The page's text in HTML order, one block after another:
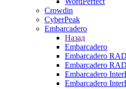
Crowdin
CyberPeak
Embarcadero
Назад
Embarcadero
Embarcadero
Embarcadero
Embarcadero
Embarcadero